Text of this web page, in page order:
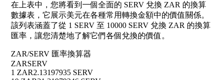
在上表中，您將看到一個全面的 SERV 兌換 ZAR 的換算
數據表，它展示美元在各種常用轉換金額中的價值關係。
該列表涵蓋了從 1 SERV 至 10000 SERV 兌換 ZAR 的換算
匯率，讓您清楚地了解它們各個兌換的價值。
ZAR/SERV 匯率換算器
ZARSERV
1 ZAR2.13197935 SERV